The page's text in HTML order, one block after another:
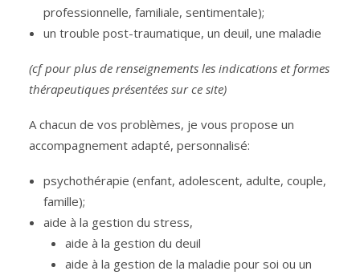
professionnelle, familiale, sentimentale);
un trouble post-traumatique, un deuil, une maladie
(cf pour plus de renseignements les indications et formes
thérapeutiques présentées sur ce site)
A chacun de vos problèmes, je vous propose un
accompagnement adapté, personnalisé:
psychothérapie (enfant, adolescent, adulte, couple,
famille);
aide à la gestion du stress,
aide à la gestion du deuil
aide à la gestion de la maladie pour soi ou un